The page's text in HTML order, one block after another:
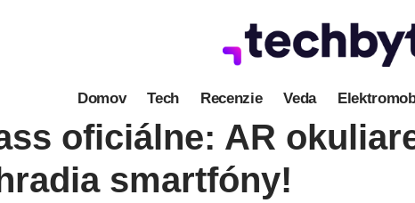
Domov Tech Recenzie Veda
oficiálne: AR
smartfóny!